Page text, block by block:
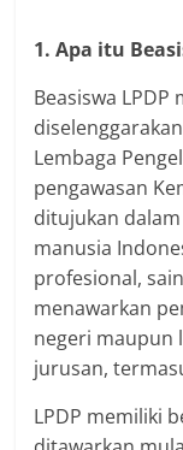
1. Apa itu
Beasiswa
Lembaga
pengawasan
ditujukan
manusia
profesional,
menawarkan
negeri maupun
jurusan,
LPDP memiliki